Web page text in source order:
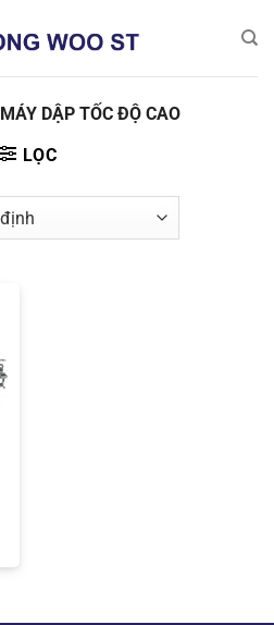
MÁY DẬP TỐC ĐỘ CAO
LỌC